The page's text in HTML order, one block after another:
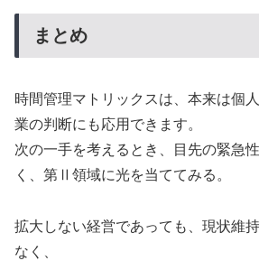
まとめ
時間管理マトリックスは、本来は個
業の判断にも応用できます。
次の一手を考えるとき、目先の緊急
く、第Ⅱ領域に光を当ててみる。
拡大しない経営であっても、現状維
なく、